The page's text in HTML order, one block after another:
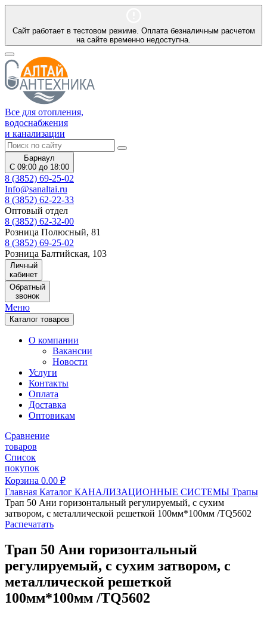
Сайт работает в тестовом режиме. Оплата безналичным расчетом
на сайте временно недоступна.
Все для отопления,
водоснабжения
и канализации
Барнаул
С 09:00 до 18:00
8 (3852) 69-25-02
Info@sanaltai.ru
8 (3852) 62-22-33
Оптовый отдел
8 (3852) 62-32-00
Розница Полюсный, 81
8 (3852) 69-25-02
Розница Балтийская, 103
Личный
кабинет
Обратный
звонок
Меню
Каталог товаров
О компании
Вакансии
Новости
Услуги
Контакты
Оплата
Доставка
Оптовикам
Сравнение
товаров
Список
покупок
Корзина 0.00 ₽
Главная Каталог КАНАЛИЗАЦИОННЫЕ СИСТЕМЫ Трапы
Трап 50 Ани горизонтальный регулируемый, с сухим
затвором, с металлической решеткой 100мм*100мм /ТQ5602
Распечатать
Трап 50 Ани горизонтальный
регулируемый, с сухим затвором, с
металлической решеткой
100мм*100мм /ТQ5602